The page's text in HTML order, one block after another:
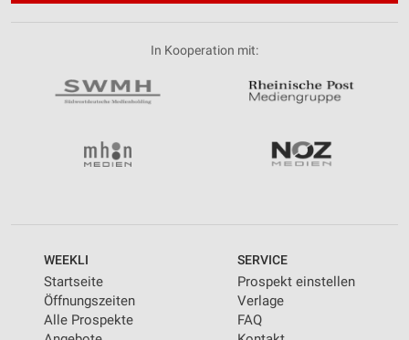
In Kooperation mit:
WEEKLI
Startseite
Öffnungszeiten
Alle Prospekte
SERVICE
Prospekt einstellen
Verlage
FAQ